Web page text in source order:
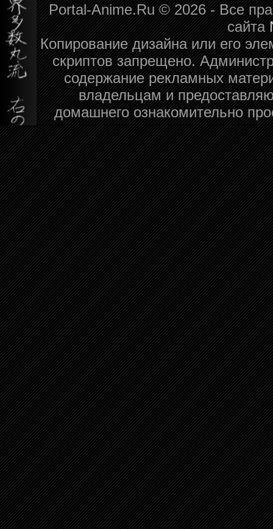
Portal-Anime.Ru © 2026 - Все
сайта
Копирование дизайна или его
скриптов запрещено.
содержание рекламных
владельцам и
домашнего ознакомительно